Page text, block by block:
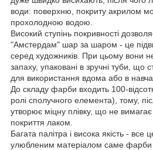
води: поверхню, покриту акрилом
прохолодною водою.
Високий ступінь покривності
"Амстердам" шар за шаром - це
серед художників. При цьому вони
запаху, упаковані в зручні туби, що
для використання вдома або в
До складу фарби входить 100-
ролі сполучного елемента), тому,
утворює міцну плівку, що не вимагає
покриття лаком.
Багата палітра і висока якість - все
улюбленим матеріалом саме фарби